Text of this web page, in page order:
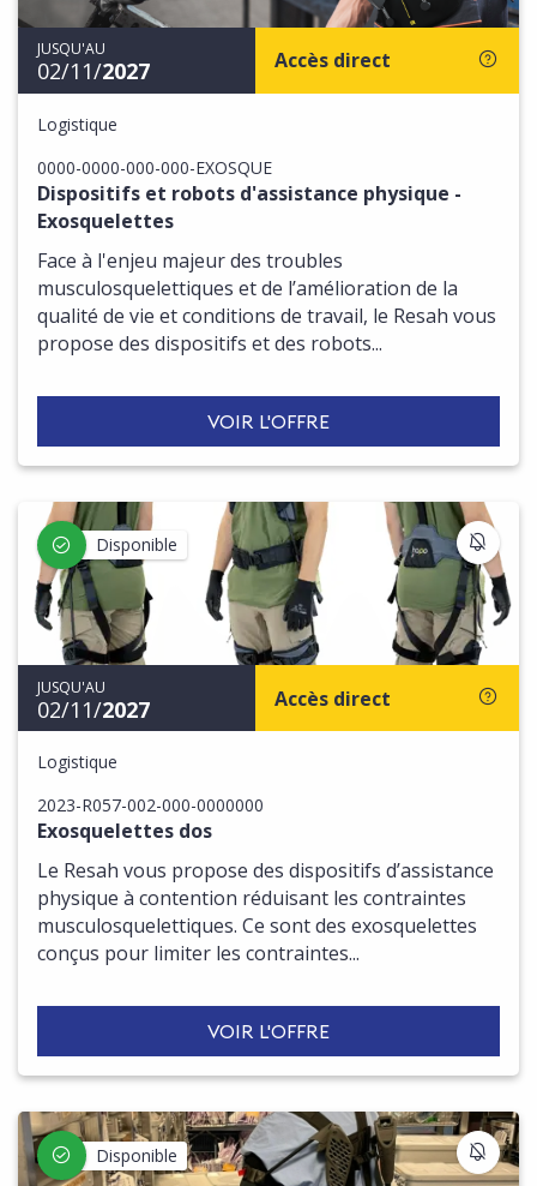
JUSQU'AU
02/11/2027 Accès direct
Logistique
0000-0000-000-000-EXOSQUE
Dispositifs et robots d'assistance physique -
Exosquelettes
Face à l'enjeu majeur des troubles
musculosquelettiques et de l’amélioration de la
qualité de vie et conditions de travail, le Resah vous
propose des dispositifs et des robots...
VOIR L'OFFRE
Disponible
JUSQU'AU
02/11/2027 Accès direct
Logistique
2023-R057-002-000-0000000
Exosquelettes dos
Le Resah vous propose des dispositifs d’assistance
physique à contention réduisant les contraintes
musculosquelettiques. Ce sont des exosquelettes
conçus pour limiter les contraintes...
VOIR L'OFFRE
Disponible